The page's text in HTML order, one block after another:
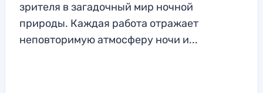
зрителя в загадочный мир ночной
природы. Каждая работа отражает
неповторимую атмосферу ночи и...